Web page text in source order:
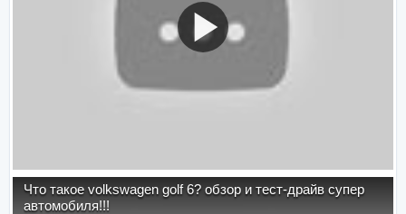
Что такое volkswagen golf 6? обзор и тест-драйв супер
автомобиля!!!